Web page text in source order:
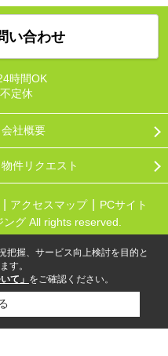
い合わせ
時間OK
不定休
会社概要
物件リクエスト
アクセスマップ
PCサイト
グ All rights reserved.
把握、サービス向上検討を目的と
す。
て」 をご確認ください。